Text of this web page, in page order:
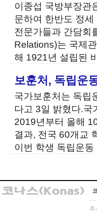
이종섭 국방부장관
문하여 한반도 정
전문가들과 간담회
Relations)는 국제
해 1921년 설립된
보훈처, 독립운
국가보훈처는 독립
다고 3일 밝혔다.국
2019년부터 올해
결과, 전국 60개교
이번 학생 독립운
주